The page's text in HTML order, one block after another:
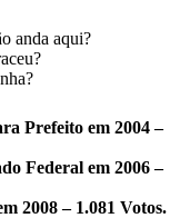
anda aqui?
Prefeito em 2004 –
Federal em 2006 –
2008 – 1.081 Votos.